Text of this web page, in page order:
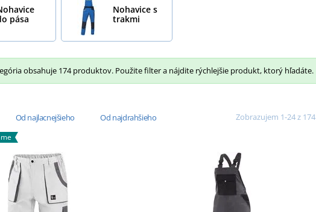
pása
Nohavice s
trakmi
obsahuje 174 produktov. Použite filter a nájdite rýchlejšie produkt, ktorý hľadáte.
Od najlacnejšieho Od najdrahšieho Zobrazujem 1-24 z 174